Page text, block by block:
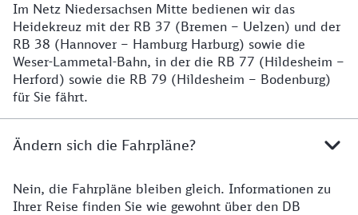
Im Netz Niedersachsen Mitte bedienen wir das
Heidekreuz mit der RB 37 (Bremen – Uelzen) und der
RB 38 (Hannover – Hamburg Harburg) sowie die
Weser-Lammetal-Bahn, in der die RB 77 (Hildesheim –
Herford) sowie die RB 79 (Hildesheim – Bodenburg)
für Sie fährt.
Ändern sich die Fahrpläne?
Details zu den Fahrplänen
Nein, die Fahrpläne bleiben gleich. Informationen zu
Ihrer Reise finden Sie wie gewohnt über den DB